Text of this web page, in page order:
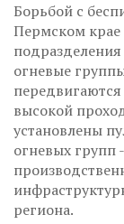
Борьбой с
Пермском крае
огневые
высокой
установлены
огневых групп
региона.